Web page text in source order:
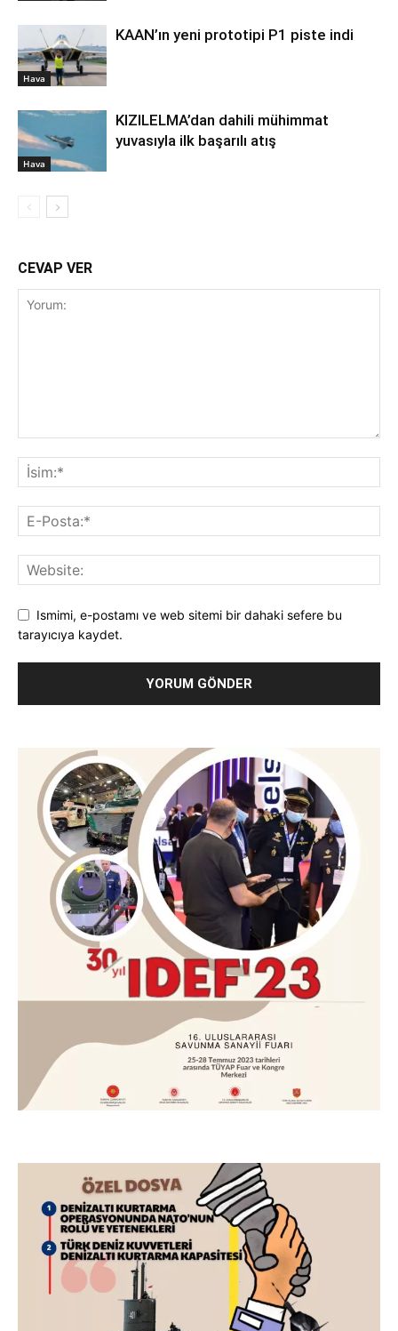
Hava
KAAN’ın yeni prototipi P1 piste indi
Hava
KIZILELMA’dan dahili mühimmat
yuvasıyla ilk başarılı atış
CEVAP VER
Ismimi, e-postamı ve web sitemi bir dahaki sefere bu
tarayıcıya kaydet.